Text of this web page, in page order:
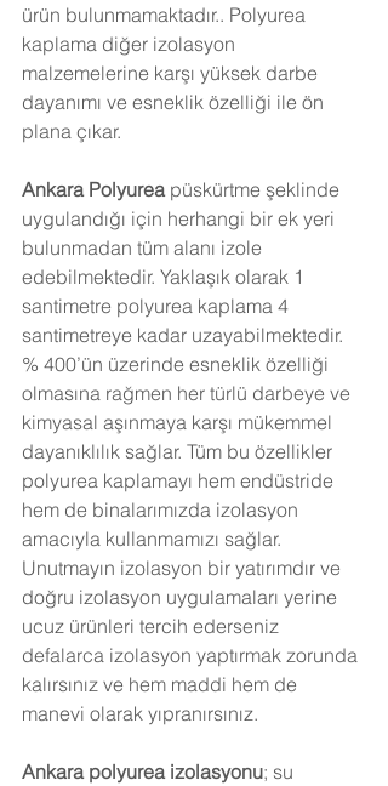
ürün bulunmamaktadır.. Polyurea
kaplama diğer izolasyon
malzemelerine karşı yüksek darbe
dayanımı ve esneklik özelliği ile ön
plana çıkar.
Ankara Polyurea püskürtme şeklinde
uygulandığı için herhangi bir ek yeri
bulunmadan tüm alanı izole
edebilmektedir. Yaklaşık olarak 1
santimetre polyurea kaplama 4
santimetreye kadar uzayabilmektedir.
% 400’ün üzerinde esneklik özelliği
olmasına rağmen her türlü darbeye ve
kimyasal aşınmaya karşı mükemmel
dayanıklılık sağlar. Tüm bu özellikler
polyurea kaplamayı hem endüstride
hem de binalarımızda izolasyon
amacıyla kullanmamızı sağlar.
Unutmayın izolasyon bir yatırımdır ve
doğru izolasyon uygulamaları yerine
ucuz ürünleri tercih ederseniz
defalarca izolasyon yaptırmak zorunda
kalırsınız ve hem maddi hem de
manevi olarak yıpranırsınız.
Ankara polyurea izolasyonu; su